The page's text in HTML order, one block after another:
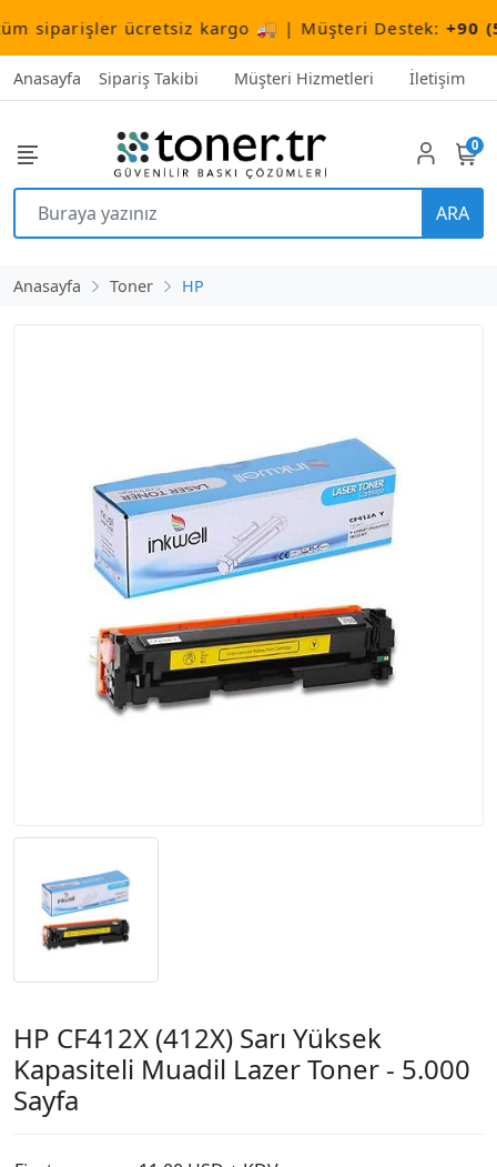
ücretsiz kargo 🚚 | Müşteri Destek:+90
Anasayfa Sipariş Takibi Müşteri Hizmetleri İletişim
ARA
0
Anasayfa Toner HP
HP CF412X (412X) Sarı Yüksek
Kapasiteli Muadil Lazer Toner - 5.000
Sayfa